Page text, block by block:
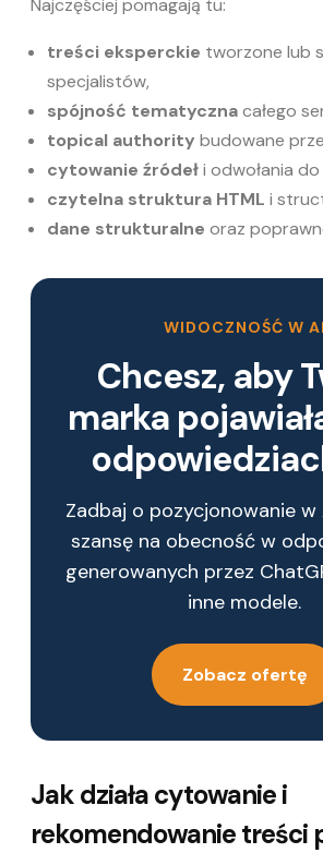
treści eksperckie tworzone lub
specjalistów,
spójność tematycznacałego
topical authority budowane
cytowanie źródełi odwołania
czytelna struktura HTML i
dane strukturalne oraz
WIDOCZNOŚĆ W AI
Chcesz, aby
marka
Zadbaj o pozycjonowanie w
szansę na obecność w
generowanych przez
inne modele.
Zobacz ofertę
Jak działa cytowanie i
rekomendowanie treści